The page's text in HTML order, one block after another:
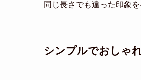
同じ長さでも違った印象
シンプルでおしゃ